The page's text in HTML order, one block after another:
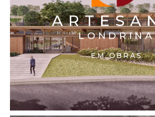
LONDRINA
EM OBRAS